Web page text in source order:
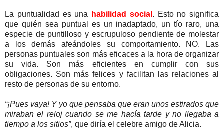
La puntualidad es una habilidad social . Esto no significa
que quién sea puntual es un inadaptado, un tío raro, una
especie de puntilloso y escrupuloso pendiente de molestar
a los demás afeándoles su comportamiento. NO. Las
personas puntuales son más eficaces a la hora de organizar
su vida. Son más eficientes en cumplir con sus
obligaciones. Son más felices y facilitan las relaciones al
resto de personas de su entorno.
“¡Pues vaya! Y yo que pensaba que eran unos estirados que
miraban el reloj cuando se me hacía tarde y no llegaba a
tiempo a los sitios”, que diría el celebre amigo de Alicia.